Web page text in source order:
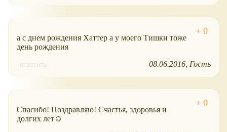
а с днем рождения Хаттер а у моего Тишки тоже
день рождения
ответить 08.06.2016 Гость
Спасибо! Поздравляю! Счастья, здоровья и
долгих лет☺